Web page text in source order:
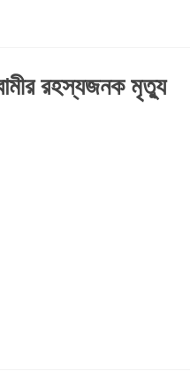
রহস্যজনক মৃত্যু